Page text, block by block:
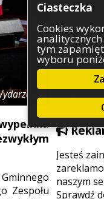
Służby
Jesteś
naszym
Sprawdź
Zespołu
Ciasteczka
Cookies
tym
wyboru